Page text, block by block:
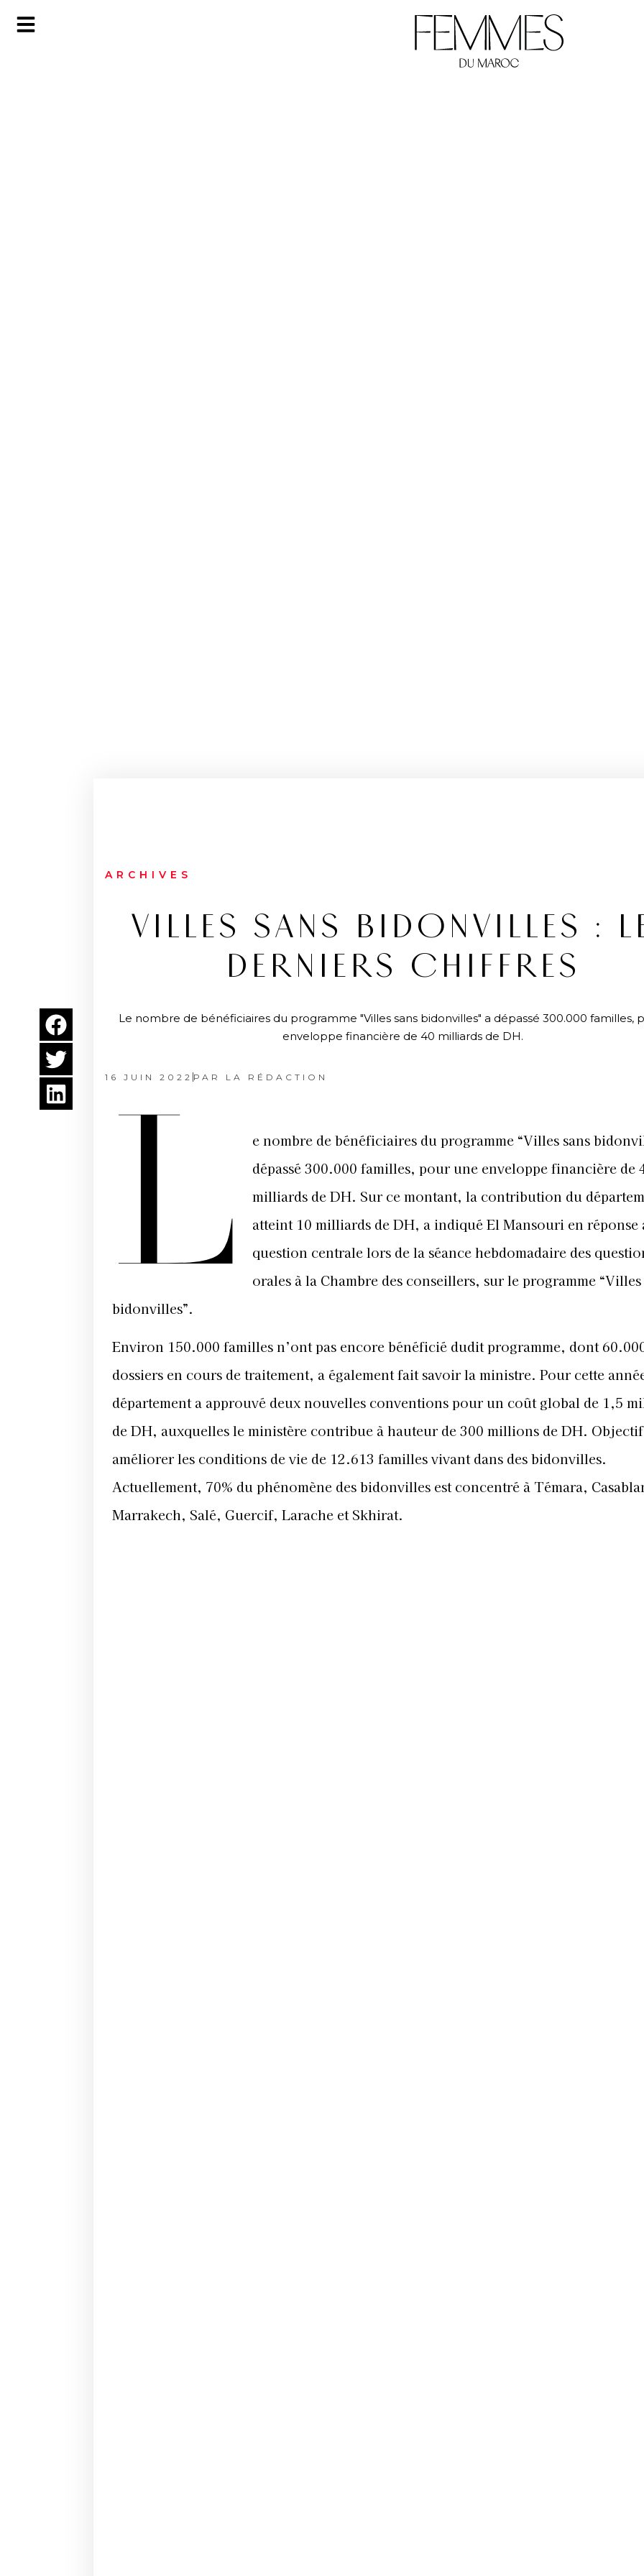
ARCHIVES
VILLES SANS BIDONVILLES :
DERNIERS CHIFFRES
Le nombre de bénéficiaires du programme "Villes sans bidonvilles" a dépassé 300.000 familles,
enveloppe financière de 40 milliards de DH.
16 JUIN 2022 PAR LA RÉDACTION
L
e nombre de bénéficiaires du programme “Villes sans
dépassé 300.000 familles, pour une enveloppe financière de
milliards de DH. Sur ce montant, la contribution du
atteint 10 milliards de DH, a indiqué El Mansouri en réponse
question centrale lors de la séance hebdomadaire des
orales à la Chambre des conseillers, sur le programme “Villes
bidonvilles”.
Environ 150.000 familles n’ont pas encore bénéficié dudit programme, dont
dossiers en cours de traitement, a également fait savoir la ministre. Pour cette
département a approuvé deux nouvelles conventions pour un coût global de 1,5
de DH, auxquelles le ministère contribue à hauteur de 300 millions de DH.
améliorer les conditions de vie de 12.613 familles vivant dans des bidonvilles.
Actuellement, 70% du phénomène des bidonvilles est concentré à Témara,
Marrakech, Salé, Guercif, Larache et Skhirat.